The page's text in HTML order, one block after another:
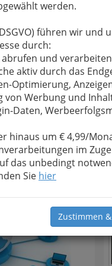
werden.
führen wir und
durch:
und
aktiv durch das
Optimierung,
von Werbung und
Daten,
hinaus um € 4,99/
im
das unbedingt
Sie hier
Zustimmen
ergibt sich